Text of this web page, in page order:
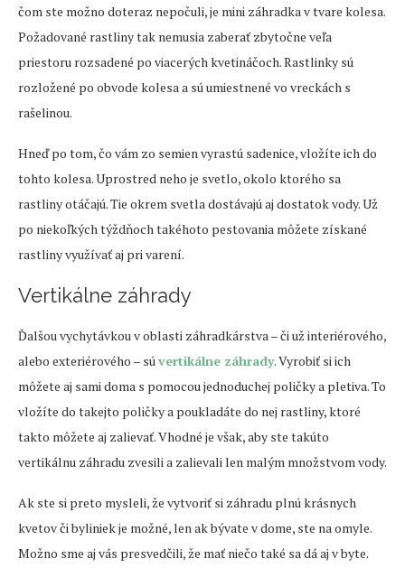
čom ste možno doteraz nepočuli, je mini záhradka v tvare kolesa.
Požadované rastliny tak nemusia zaberať zbytočne veľa
priestoru rozsadené po viacerých kvetináčoch. Rastlinky sú
rozložené po obvode kolesa a sú umiestnené vo vreckách s
rašelinou.
Hneď po tom, čo vám zo semien vyrastú sadenice, vložíte ich do
tohto kolesa. Uprostred neho je svetlo, okolo ktorého sa
rastliny otáčajú. Tie okrem svetla dostávajú aj dostatok vody. Už
po niekoľkých týždňoch takéhoto pestovania môžete získané
rastliny využívať aj pri varení.
Vertikálne záhrady
Ďalšou vychytávkou v oblasti záhradkárstva – či už interiérového,
alebo exteriérového – súvertikálne záhrady. Vyrobiť si ich
môžete aj sami doma s pomocou jednoduchej poličky a pletiva. To
vložíte do takejto poličky a poukladáte do nej rastliny, ktoré
takto môžete aj zalievať. Vhodné je však, aby ste takúto
vertikálnu záhradu zvesili a zalievali len malým množstvom vody.
Ak ste si preto mysleli, že vytvoriť si záhradu plnú krásnych
kvetov či byliniek je možné, len ak bývate v dome, ste na omyle.
Možno sme aj vás presvedčili, že mať niečo také sa dá aj v byte.